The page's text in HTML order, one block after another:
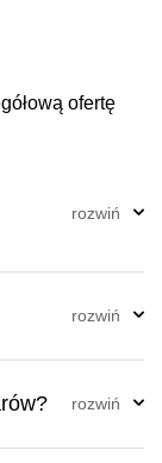
ofertę